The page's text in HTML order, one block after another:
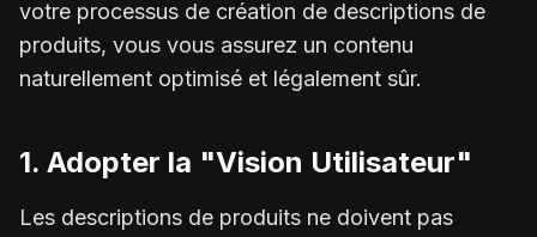
votre processus de création de descriptions de
produits, vous vous assurez un contenu
naturellement optimisé et légalement sûr.
1. Adopter la "Vision Utilisateur"
Les descriptions de produits ne doivent pas